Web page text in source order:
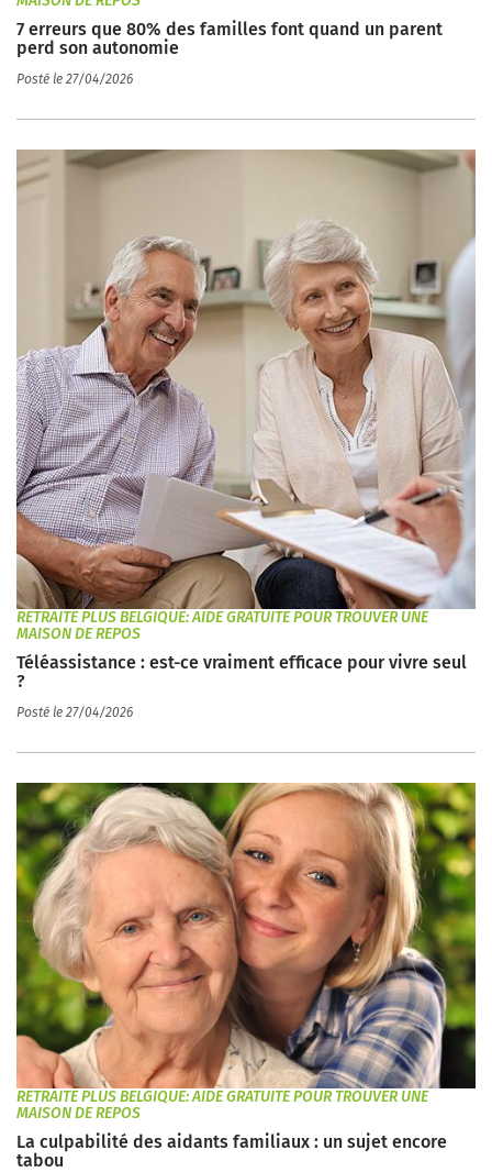
7 erreurs que 80% des familles font quand un parent
perd son autonomie
Posté le 27/04/2026
RETRAITE PLUS BELGIQUE: AIDE GRATUITE POUR TROUVER UNE
MAISON DE REPOS
Téléassistance : est-ce vraiment efficace pour vivre seul
?
Posté le 27/04/2026
RETRAITE PLUS BELGIQUE: AIDE GRATUITE POUR TROUVER UNE
MAISON DE REPOS
La culpabilité des aidants familiaux : un sujet encore
tabou